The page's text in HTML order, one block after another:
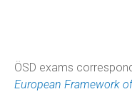
ÖSD exams
European Framework